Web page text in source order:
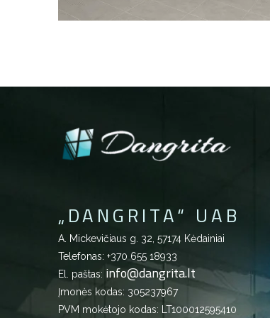
„DANGRITA“ UAB
A. Mickevičiaus g. 32, 57174 Kėdainiai
Telefonas: +370 655 18933
El. paštas: info@dangrita.lt
Įmonės kodas: 305237967
PVM mokėtojo kodas: LT100012595410